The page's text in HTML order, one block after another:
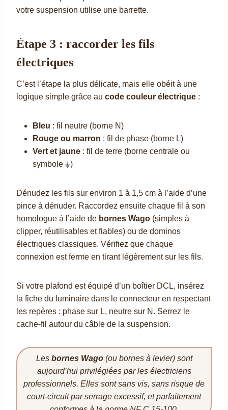
votre suspension utilise une barrette.
Étape 3 : raccorder les fils
électriques
C’est l’étape la plus délicate, mais elle obéit à une
logique simple grâce au code couleur électrique :
Bleu : fil neutre (borne N)
Rouge ou marron : fil de phase (borne L)
Vert et jaune : fil de terre (borne centrale ou
symbole ⏚)
Dénudez les fils sur environ 1 à 1,5 cm à l’aide d’une
pince à dénuder. Raccordez ensuite chaque fil à son
homologue à l’aide de bornes Wago (simples à
clipper, réutilisables et fiables) ou de dominos
électriques classiques. Vérifiez que chaque
connexion est ferme en tirant légèrement sur les fils.
Si votre plafond est équipé d’un boîtier DCL, insérez
la fiche du luminaire dans le connecteur en respectant
les repères : phase sur L, neutre sur N. Serrez le
cache-fil autour du câble de la suspension.
Les bornes Wago(ou bornes à levier) sont
aujourd’hui privilégiées par les électriciens
professionnels. Elles sont sans vis, sans risque de
court-circuit par serrage excessif, et parfaitement